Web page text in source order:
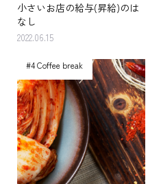
小さいお店の給与(昇給)のは
なし
2022.06.15
#4 Coffee break